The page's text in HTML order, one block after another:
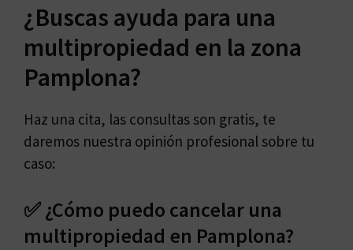
¿Buscas ayuda para una
multipropiedad en la zona
Pamplona?
Haz una cita, las consultas son gratis, te
daremos nuestra opinión profesional sobre tu
caso:
✅ ¿Cómo puedo cancelar una
multipropiedad en Pamplona?